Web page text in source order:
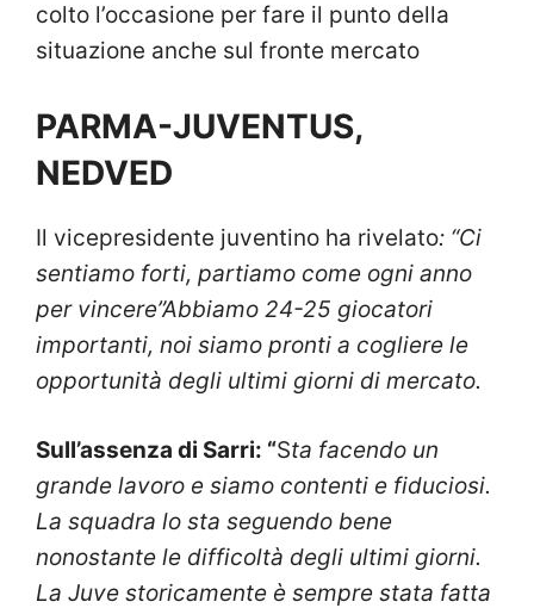
colto l’occasione per fare il punto della
situazione anche sul fronte mercato
PARMA-JUVENTUS,
NEDVED
Il vicepresidente juventino ha rivelato: “Ci
sentiamo forti, partiamo come ogni anno
per vincere”Abbiamo 24-25 giocatori
importanti, noi siamo pronti a cogliere le
opportunità degli ultimi giorni di mercato.
Sull’assenza di Sarri: “Sta facendo un
grande lavoro e siamo contenti e fiduciosi.
La squadra lo sta seguendo bene
nonostante le difficoltà degli ultimi giorni.
La Juve storicamente è sempre stata fatta